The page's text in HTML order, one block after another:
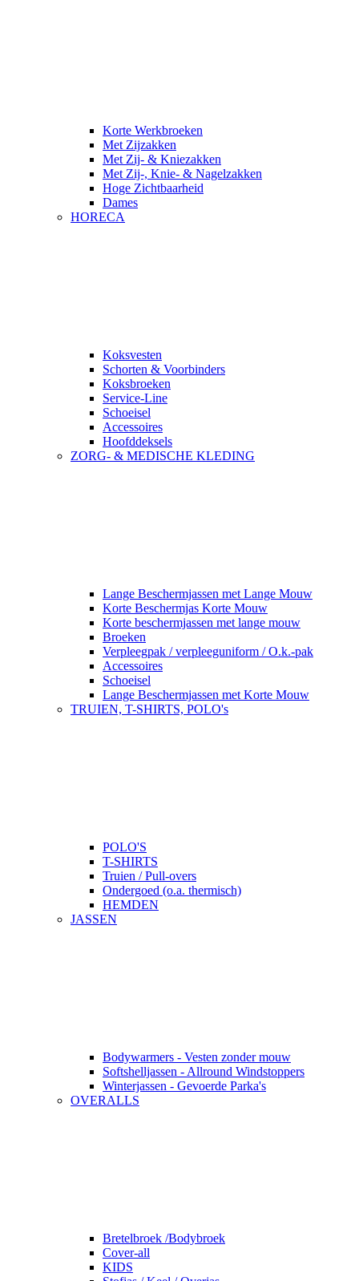
Korte Werkbroeken
Met Zijzakken
Met Zij- & Kniezakken
Met Zij-, Knie- & Nagelzakken
Hoge Zichtbaarheid
Dames
HORECA
Koksvesten
Schorten & Voorbinders
Koksbroeken
Service-Line
Schoeisel
Accessoires
Hoofddeksels
ZORG- & MEDISCHE KLEDING
Lange Beschermjassen met Lange Mouw
Korte Beschermjas Korte Mouw
Korte beschermjassen met lange mouw
Broeken
Verpleegpak / verpleeguniform / O.k.-pak
Accessoires
Schoeisel
Lange Beschermjassen met Korte Mouw
TRUIEN, T-SHIRTS, POLO's
POLO'S
T-SHIRTS
Truien / Pull-overs
Ondergoed (o.a. thermisch)
HEMDEN
JASSEN
Bodywarmers - Vesten zonder mouw
Softshelljassen - Allround Windstoppers
Winterjassen - Gevoerde Parka's
OVERALLS
Bretelbroek /Bodybroek
Cover-all
KIDS